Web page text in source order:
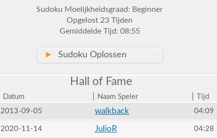
Sudoku Moelijkheidsgraad: Beginner
Opgelost 23 Tijden
Gemiddelde Tijd: 08:55
► Sudoku Oplossen
Hall of Fame
Datum Naam Speler
Tijd
2013-09-05 walkback 04:09
2020-11-14 JulioR 04:28